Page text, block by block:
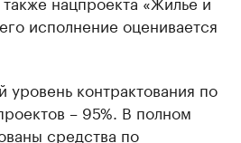
исполнение оценивается
уровень контрактования по
– 95%. В полном
средства по